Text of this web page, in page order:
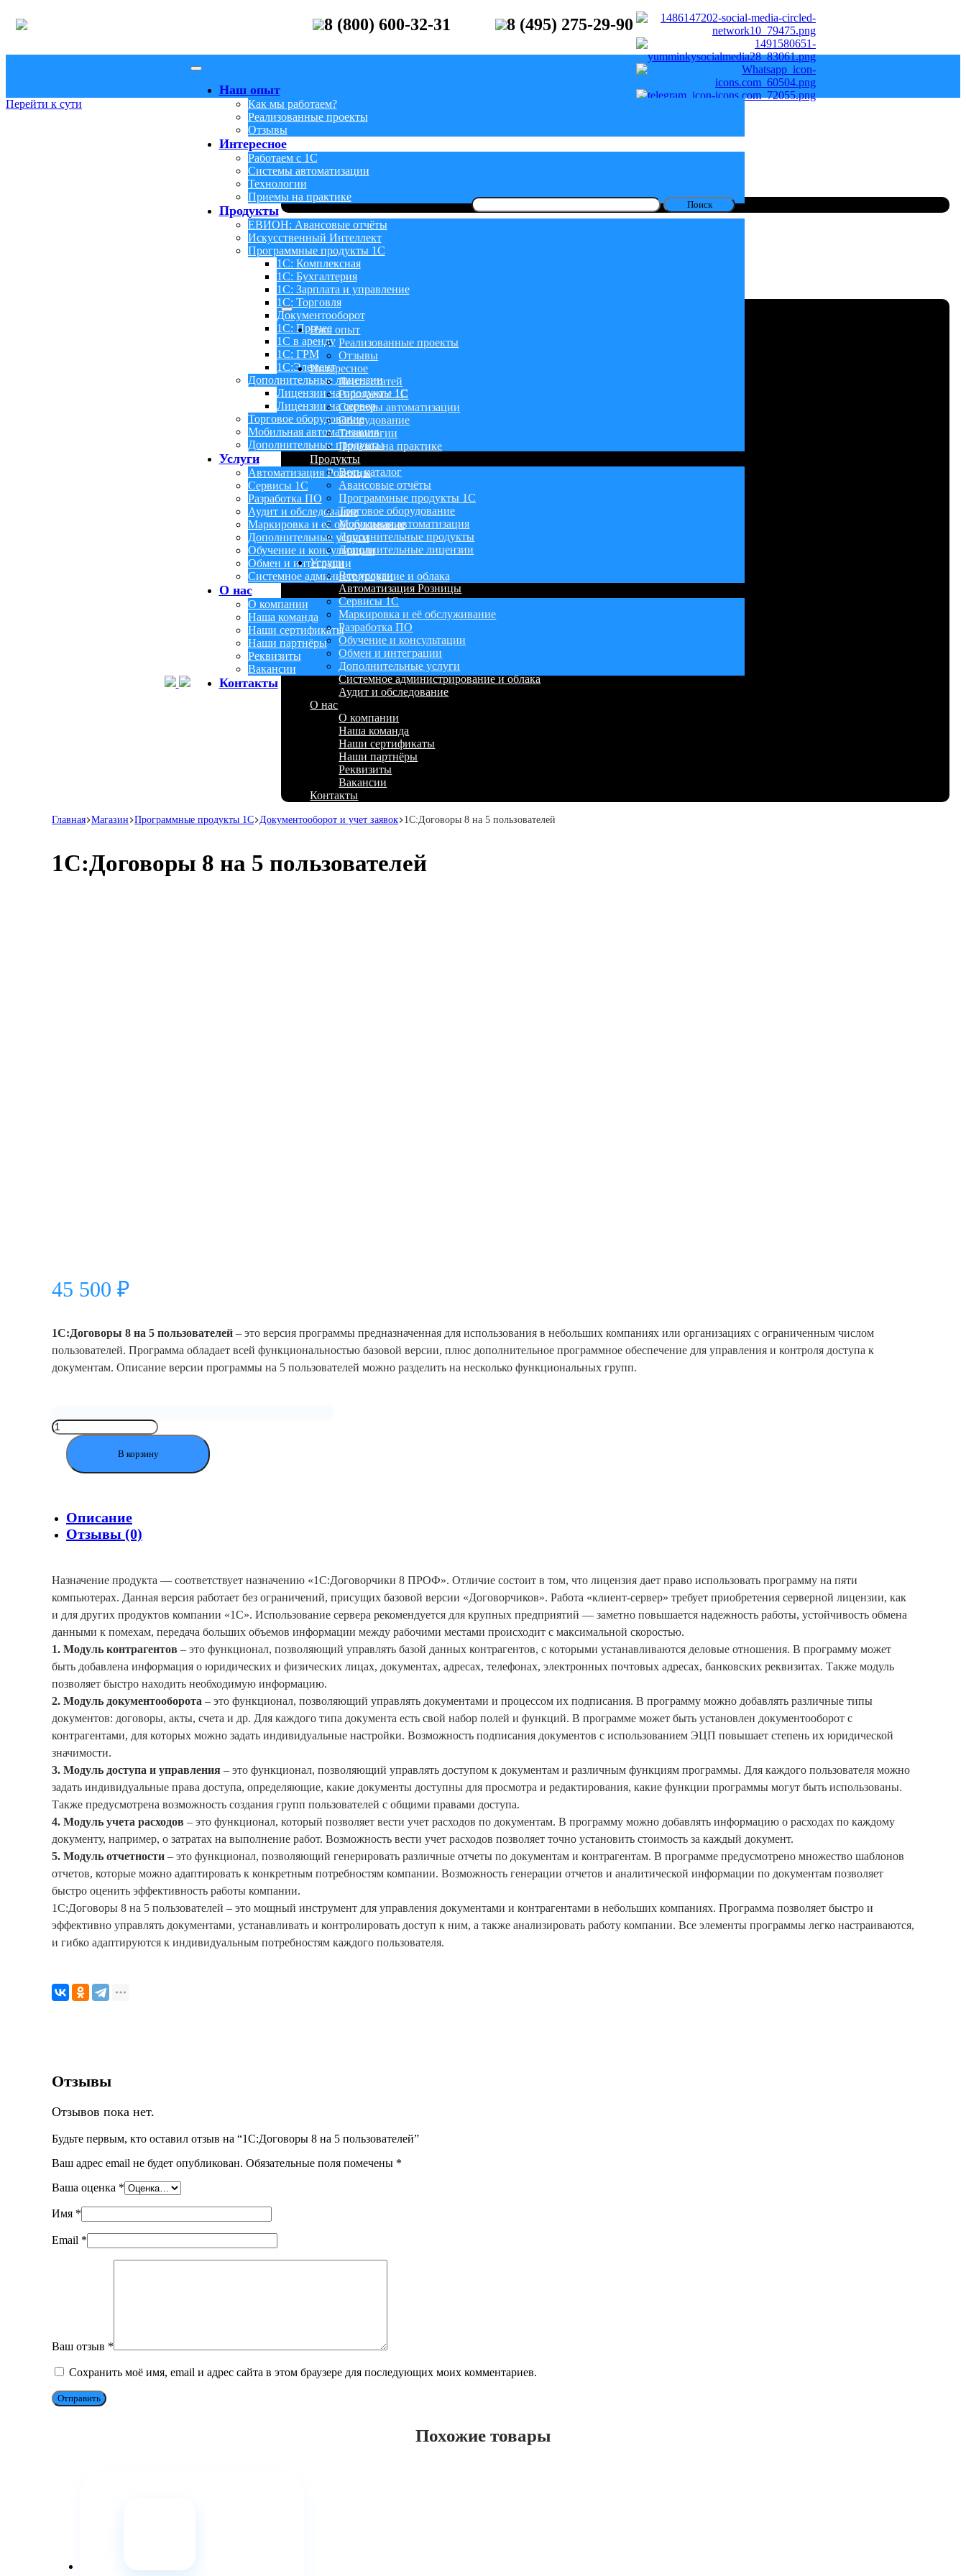
8 (800) 600-32-31 8 (495) 275-29-90
Наш опыт
Как мы работаем?
Реализованные проекты
Отзывы
Интересное
Работаем с 1С
Системы автоматизации
Технологии
Приемы на практике
Продукты
ЕВИОН: Авансовые отчёты
Искусственный Интеллект
Программные продукты 1С
1С: Комплексная
1С: Бухгалтерия
1С: Зарплата и управление
1С: Торговля
Документооборот
1С: Прочее
1С в аренду
1С: ГРМ
1С:Элемент
Дополнительные лицензии
Лицензии на продукты 1С
Лицензии на сервер
Торговое оборудование
Мобильная автоматизация
Дополнительные продукты
Услуги
Автоматизация Розницы
Сервисы 1С
Разработка ПО
Аудит и обследование
Маркировка и её обслуживание
Дополнительные услуги
Обучение и консультации
Обмен и интеграции
Системное администрирование и облака
О нас
О компании
Наша команда
Наши сертификаты
Наши партнёры
Реквизиты
Вакансии
Контакты
Перейти к сути
Найти:
Наш опыт
Реализованные проекты
Отзывы
Интересное
Лента статей
Работаем с 1С
Системы автоматизации
Оборудование
Технологии
Приемы на практике
Продукты
Весь каталог
Авансовые отчёты
Программные продукты 1С
Торговое оборудование
Мобильная автоматизация
Дополнительные продукты
Дополнительные лицензии
Услуги
Все услуги
Автоматизация Розницы
Сервисы 1С
Маркировка и её обслуживание
Разработка ПО
Обучение и консультации
Обмен и интеграции
Дополнительные услуги
Системное администрирование и облака
Аудит и обследование
О нас
О компании
Наша команда
Наши сертификаты
Наши партнёры
Реквизиты
Вакансии
Контакты
Главная Магазин Программные продукты 1С Документооборот и учет заявок 1С:Договоры 8 на 5 пользователей
1С:Договоры 8 на 5 пользователей
45 500 ₽
1С:Договоры 8 на 5 пользователей – это версия программы предназначенная для использования в небольших компаниях или организациях с ограниченным числом
пользователей. Программа обладает всей функциональностью базовой версии, плюс дополнительное программное обеспечение для управления и контроля доступа к
документам. Описание версии программы на 5 пользователей можно разделить на несколько функциональных групп.
Количество
товара
1С:Договоры
В корзину
Описание
Отзывы (0)
Назначение продукта — соответствует назначению «1С:Договорчики 8 ПРОФ». Отличие состоит в том, что лицензия дает право использовать программу на пяти
компьютерах. Данная версия работает без ограничений, присущих базовой версии «Договорчиков». Работа «клиент-сервер» требует приобретения серверной лицензии, как
и для других продуктов компании «1С». Использование сервера рекомендуется для крупных предприятий — заметно повышается надежность работы, устойчивость обмена
данными к помехам, передача больших объемов информации между рабочими местами происходит с максимальной скоростью.
1. Модуль контрагентов – это функционал, позволяющий управлять базой данных контрагентов, с которыми устанавливаются деловые отношения. В программу может
быть добавлена информация о юридических и физических лицах, документах, адресах, телефонах, электронных почтовых адресах, банковских реквизитах. Также модуль
позволяет быстро находить необходимую информацию.
2. Модуль документооборота – это функционал, позволяющий управлять документами и процессом их подписания. В программу можно добавлять различные типы
документов: договоры, акты, счета и др. Для каждого типа документа есть свой набор полей и функций. В программе может быть установлен документооборот с
контрагентами, для которых можно задать индивидуальные настройки. Возможность подписания документов с использованием ЭЦП повышает степень их юридической
значимости.
3. Модуль доступа и управления – это функционал, позволяющий управлять доступом к документам и различным функциям программы. Для каждого пользователя можно
задать индивидуальные права доступа, определяющие, какие документы доступны для просмотра и редактирования, какие функции программы могут быть использованы.
Также предусмотрена возможность создания групп пользователей с общими правами доступа.
4. Модуль учета расходов – это функционал, который позволяет вести учет расходов по документам. В программу можно добавлять информацию о расходах по каждому
документу, например, о затратах на выполнение работ. Возможность вести учет расходов позволяет точно установить стоимость за каждый документ.
5. Модуль отчетности – это функционал, позволяющий генерировать различные отчеты по документам и контрагентам. В программе предусмотрено множество шаблонов
отчетов, которые можно адаптировать к конкретным потребностям компании. Возможность генерации отчетов и аналитической информации по документам позволяет
быстро оценить эффективность работы компании.
1С:Договоры 8 на 5 пользователей – это мощный инструмент для управления документами и контрагентами в небольших компаниях. Программа позволяет быстро и
эффективно управлять документами, устанавливать и контролировать доступ к ним, а также анализировать работу компании. Все элементы программы легко настраиваются,
и гибко адаптируются к индивидуальным потребностям каждого пользователя.
Отзывы
Отзывов пока нет.
Будьте первым, кто оставил отзыв на “1С:Договоры 8 на 5 пользователей”
Ваш адрес email не будет опубликован. Обязательные поля помечены *
Ваша оценка *
Имя *
Email *
Ваш отзыв *
Сохранить моё имя, email и адрес сайта в этом браузере для последующих моих комментариев.
Отправить
Похожие товары